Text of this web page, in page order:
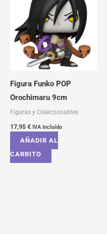
Figura Funko POP
Orochimaru 9cm
Figuras y Coleccionables
17,95 € IVA Incluído
AÑADIR AL
CARRITO